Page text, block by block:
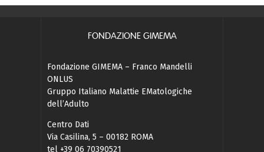
FONDAZIONE GIMEMA
Fondazione GIMEMA – Franco Mandelli
ONLUS
Gruppo Italiano Malattie EMatologiche
dell’Adulto
Centro Dati
Via Casilina, 5 – 00182 ROMA
tel +39 06 70390521